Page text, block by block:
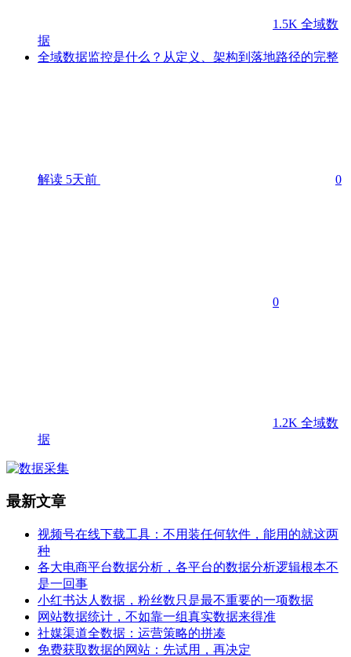
1.5K 全域数
据
全域数据监控是什么？从定义、架构到落地路径的完整
解读 5天前 0
0
1.2K 全域数
据
最新文章
视频号在线下载工具：不用装任何软件，能用的就这两
种
各大电商平台数据分析，各平台的数据分析逻辑根本不
是一回事
小红书达人数据，粉丝数只是最不重要的一项数据
网站数据统计，不如靠一组真实数据来得准
社媒渠道全数据：运营策略的拼凑
免费获取数据的网站：先试用，再决定